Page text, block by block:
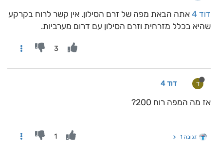
דוד 4
אתה הבאת מפה של זרם הסילון. אין קשר לרוח בקרקע
שהיא בכלל מזרחית וזרם הסילון עם דרום מערביות.
3
ד דוד 4
אז מה המפה רוח 200?
תגובה 1 1